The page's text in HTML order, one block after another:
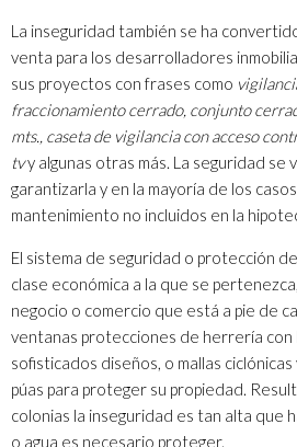
La inseguridad también se ha
venta para los desarrolladores
sus proyectos con frases como
fraccionamiento cerrado, conjunto
mts., caseta de vigilancia con acceso
tvy algunas otras más. La seguridad se
garantizarla y en la mayoría de los
mantenimiento no incluidos en la
El sistema de seguridad o protección
clase económica a la que se
negocio o comercio que está a pie de
ventanas protecciones de herrería con
sofisticados diseños, o mallas
púas para proteger su propiedad.
colonias la inseguridad es tan alta que
o agua es necesario proteger.